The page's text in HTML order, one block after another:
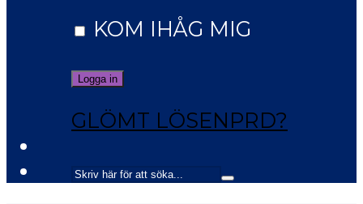
KOM IHÅG MIG
GLÖMT LÖSENPRD?